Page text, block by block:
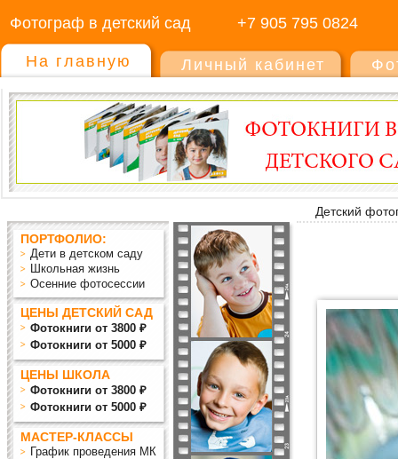
Фотограф в детский сад +7 905 795 0824
На главную Личный кабинет
Детский
ПОРТФОЛИО:
Дети в детском саду
Школьная жизнь
Осенние фотосессии
ЦЕНЫ ДЕТСКИЙ САД
Фотокниги от 3800 ₽
Фотокниги от 5000 ₽
ЦЕНЫ ШКОЛА
Фотокниги от 3800 ₽
Фотокниги от 5000 ₽
МАСТЕР-КЛАССЫ
График проведения МК